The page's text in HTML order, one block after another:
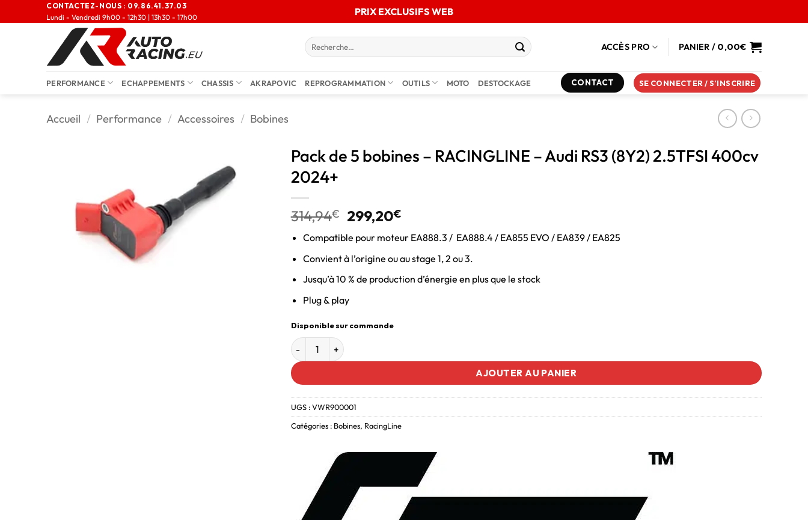
CONTACTEZ-NOUS : 09.86.41.37.03
Lundi - Vendredi 9h00 - 12h30 | 13h30 - 17h00
PRIX EXCLUSIFS WEB
ACCÈS PRO PANIER / 0,00€
PERFORMANCE ECHAPPEMENTS CHASSIS AKRAPOVIC REPROGRAMMATION OUTILS MOTO DESTOCKAGE CONTACT SE CONNECTER / S’INSCRIRE
Accueil / Performance / Accessoires / Bobines
Pack de 5 bobines – RACINGLINE – Audi RS3 (8Y2) 2.5TFSI 400cv
2024+
314,94€ 299,20€
Compatible pour moteur EA888.3 / EA888.4 / EA855 EVO / EA839 / EA825
Convient à l’origine ou au stage 1, 2 ou 3.
Jusqu’à 10 % de production d’énergie en plus que le stock
Plug & play
Disponible sur commande
AJOUTER AU PANIER
UGS :VWR900001
Catégories : Bobines, RacingLine